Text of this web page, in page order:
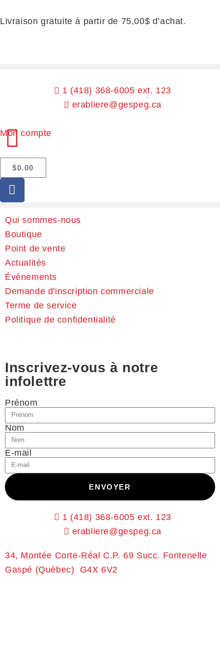
Livraison gratuite à partir de 75,00$ d’achat.
1 (418) 368-6005 ext. 123
erabliere@gespeg.ca
Mon compte
$0.00
Qui sommes-nous
Boutique
Point de vente
Actualités
Événements
Demande d'inscription commerciale
Terme de service
Politique de confidentialité
Inscrivez-vous à notre
infolettre
Prénom
Nom
E-mail
ENVOYER
1 (418) 368-6005 ext. 123
erabliere@gespeg.ca
34, Montée Corte-Réal C.P. 69 Succ. Fontenelle
Gaspé (Québec) G4X 6V2